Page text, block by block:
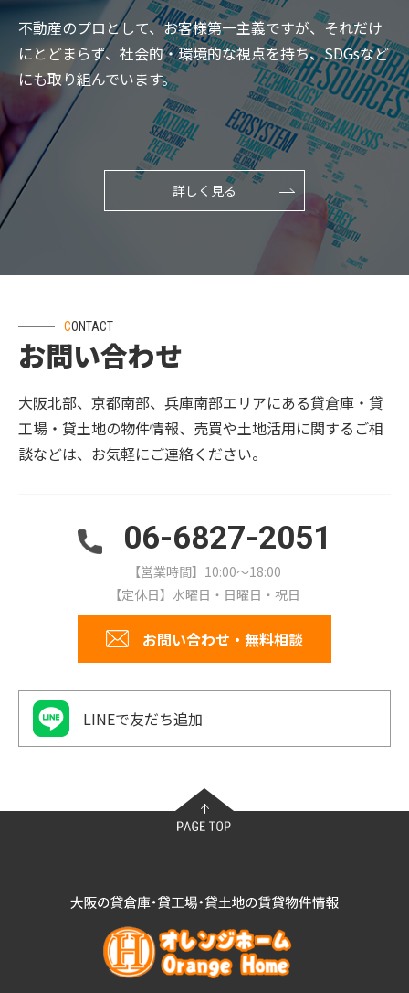
不動産のプロとして、お客様第一主義ですが、それだけ
にとどまらず、社会的・環境的な視点を持ち、SDGsなど
にも取り組んでいます。
詳しく見る
CONTACT
お問い合わせ
大阪北部、京都南部、兵庫南部エリアにある貸倉庫・貸
工場・貸土地の物件情報、売買や土地活用に関するご相
談などは、お気軽にご連絡ください。
06-6827-2051
【営業時間】10:00～18:00
【定休日】水曜日・日曜日・祝日
お問い合わせ・無料相談
LINEで友だち追加